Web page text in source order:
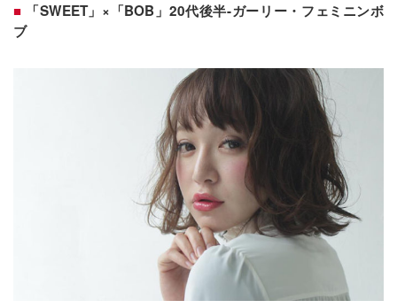
「SWEET」×「BOB」20代後半-ガーリー・フェミニンボ
ブ